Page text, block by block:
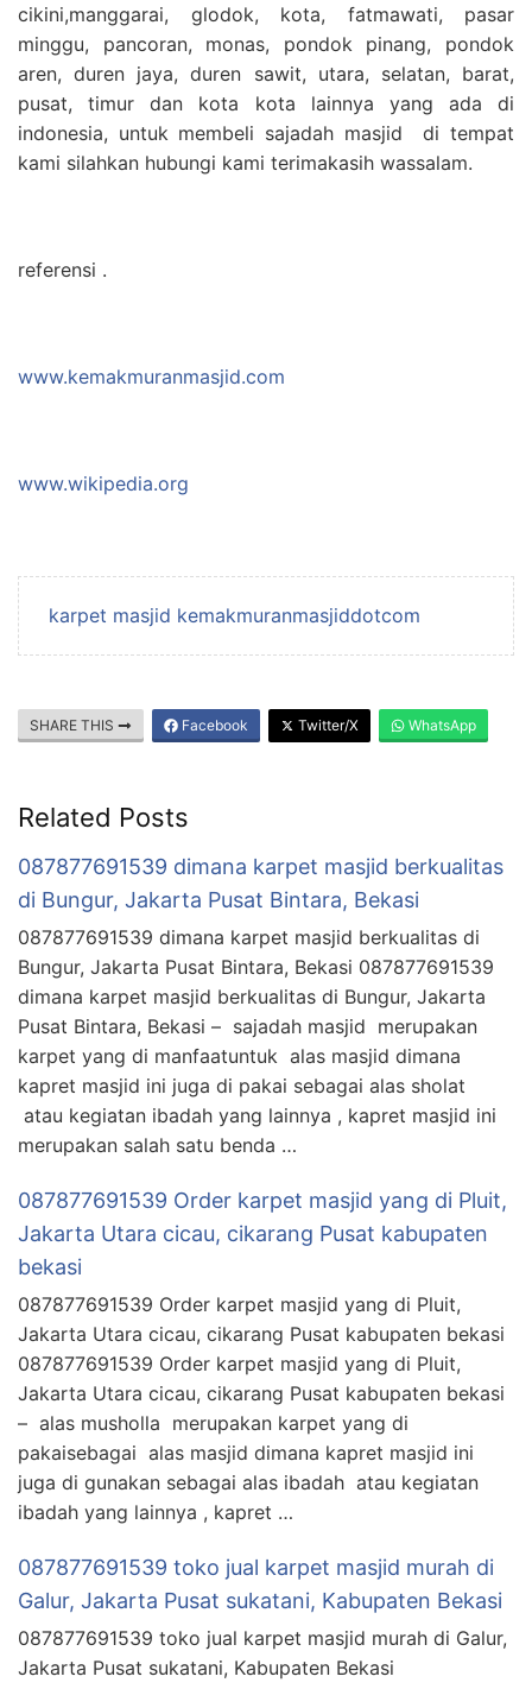
cikini,manggarai, glodok, kota, fatmawati, pasar
minggu, pancoran, monas, pondok pinang, pondok
aren, duren jaya, duren sawit, utara, selatan, barat,
pusat, timur dan kota kota lainnya yang ada di
indonesia, untuk membeli sajadah masjid di tempat
kami silahkan hubungi kami terimakasih wassalam.
referensi .
www.kemakmuranmasjid.com
www.wikipedia.org
karpet masjid kemakmuranmasjiddotcom
SHARE THIS Facebook Twitter/X WhatsApp
Related Posts
087877691539 dimana karpet masjid berkualitas
di Bungur, Jakarta Pusat Bintara, Bekasi
087877691539 dimana karpet masjid berkualitas di
Bungur, Jakarta Pusat Bintara, Bekasi 087877691539
dimana karpet masjid berkualitas di Bungur, Jakarta
Pusat Bintara, Bekasi – sajadah masjid merupakan
karpet yang di manfaatuntuk alas masjid dimana
kapret masjid ini juga di pakai sebagai alas sholat
atau kegiatan ibadah yang lainnya , kapret masjid ini
merupakan salah satu benda …
087877691539 Order karpet masjid yang di Pluit,
Jakarta Utara cicau, cikarang Pusat kabupaten
bekasi
087877691539 Order karpet masjid yang di Pluit,
Jakarta Utara cicau, cikarang Pusat kabupaten bekasi
087877691539 Order karpet masjid yang di Pluit,
Jakarta Utara cicau, cikarang Pusat kabupaten bekasi
– alas musholla merupakan karpet yang di
pakaisebagai alas masjid dimana kapret masjid ini
juga di gunakan sebagai alas ibadah atau kegiatan
ibadah yang lainnya , kapret …
087877691539 toko jual karpet masjid murah di
Galur, Jakarta Pusat sukatani, Kabupaten Bekasi
087877691539 toko jual karpet masjid murah di Galur,
Jakarta Pusat sukatani, Kabupaten Bekasi